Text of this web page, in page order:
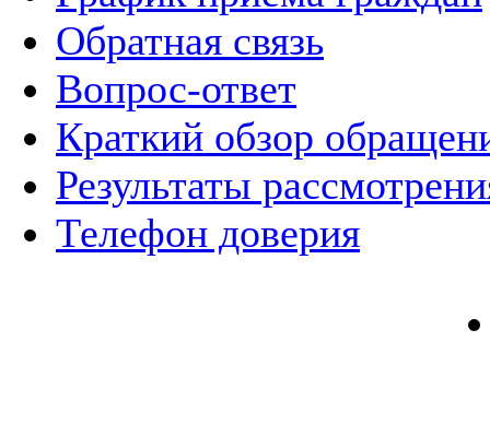
Обратная связь
Вопрос-ответ
Краткий обзор
Результаты
Телефон доверия